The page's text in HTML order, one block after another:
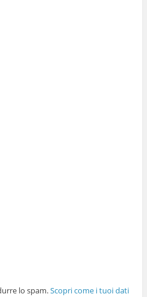
lo spam.Scopri come i tuoi dati